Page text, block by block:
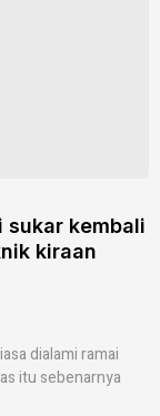
sukar kembali
kiraan
dialami ramai
itu sebenarnya